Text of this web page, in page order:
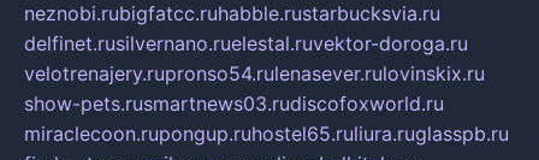
neznobi.rubigfatcc.ruhabble.rustarbucksvia.ru
delfinet.rusilvernano.ruelestal.ruvektor-doroga.ru
velotrenajery.rupronso54.rulenasever.rulovinskix.ru
show-pets.rusmartnews03.rudiscofoxworld.ru
miraclecoon.rupongup.ruhostel65.ruliura.ruglasspb.ru